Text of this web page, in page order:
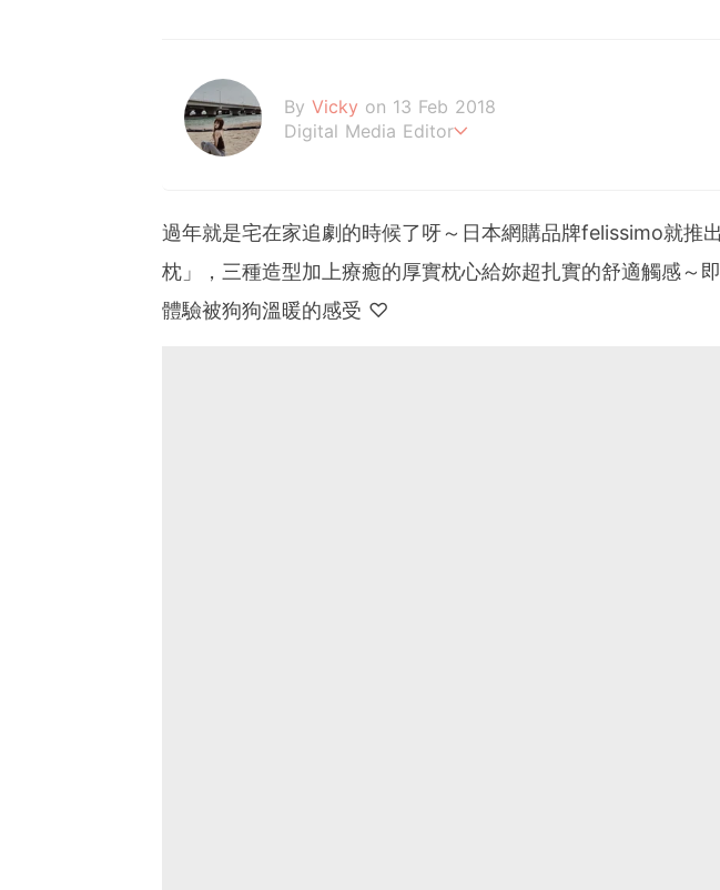
By Vicky on 13 Feb 2018
Digital Media Editor
過年就是宅在家追劇的時候了呀～日本網購品牌felissimo就推
枕」，三種造型加上療癒的厚實枕心給妳超扎實的舒適觸感～
體驗被狗狗溫暖的感受 ♡